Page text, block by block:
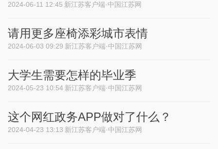
2024-06-11 12:45 新江苏客户端·中国江苏网
请用更多座椅添彩城市表情
2024-06-03 09:29 新江苏客户端·中国江苏网
大学生需要怎样的毕业季
2024-05-23 10:54 新江苏客户端·中国江苏网
这个网红政务APP做对了什么？
2024-04-23 13:13 新江苏客户端·中国江苏网